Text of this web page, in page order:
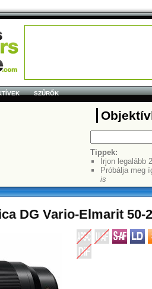
SZŰRŐK
Tippek:
Írjon legalább
Próbálja meg
is
DG Vario-Elmarit 50-